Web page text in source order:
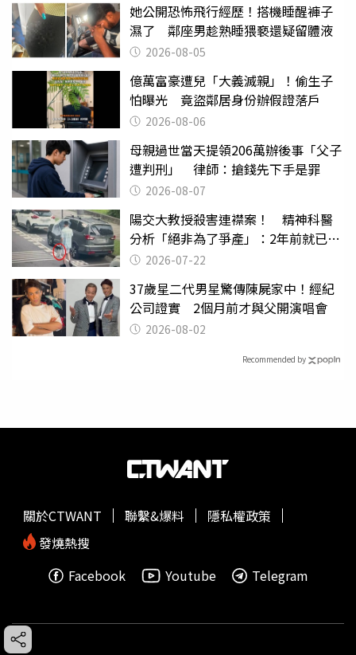
她公開恐怖飛行經歷！搭機睡醒褲子
濕了 鄰座男趁熟睡猥褻還疑留體液
2026-08-05
億萬富豪遭兒「大義滅親」！偷生子
怕曝光 竟盜鄰居身份辦假證落戶
2026-08-06
母親過世當天提領206萬辦後事「父子
遭判刑」 律師：搶錢先下手是罪
2026-08-07
陽交大教授殺害連襟案！ 精神科醫
分析「絕非為了爭產」：2年前就已言
行詭異
2026-07-22
37歲星二代男星驚傳陳屍家中！經紀
公司證實 2個月前才與父開演唱會
2026-08-02
Recommended by
關於CTWANT 聯繫&爆料
隱私權政策
發燒熱搜
Facebook
Youtube Telegram